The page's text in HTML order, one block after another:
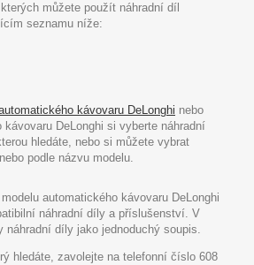
můžete použít náhradní díl
seznamu níže:
kávovaru DeLonghi nebo
kávovaru DeLonghi si vyberte náhradní
hledáte, nebo si můžete vybrat
podle názvu modelu.
automatického kávovaru DeLonghi
náhradní díly a příslušenství. V
náhradní díly jako jednoduchý soupis.
hledáte, zavolejte na telefonní číslo 608